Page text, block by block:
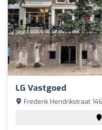
LG Vastgoed
Frederik Hendrikstraat